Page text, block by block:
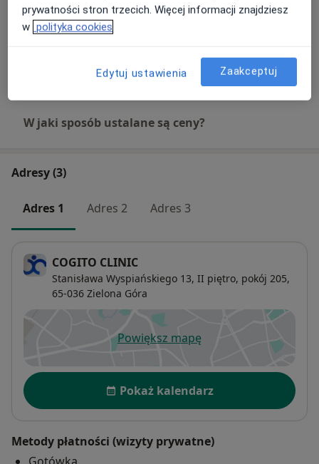
Poradnictwo psychoonkologiczne
300 zł Szczegóły
W jaki sposób ustalane są ceny?
Adresy (3)
Adres 1 Adres 2 Adres 3
COGITO CLINIC
Stanisława Wyspiańskiego 13, II piętro, pokój 205,
65-036 Zielona Góra
Powiększ mapęotwiera się w nowej karcie
Dostępność
Pokaż kalendarz
Metody płatności (wizyty prywatne)
prywatności stron trzecich. Więcej informacji znajdziesz
w polityka cookies
Edytuj ustawienia Zaakceptuj